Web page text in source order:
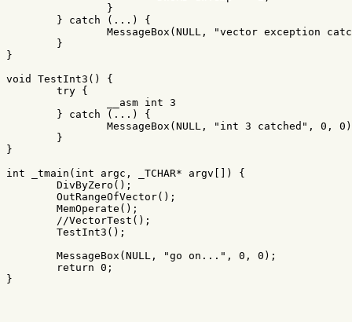
}
}
catch (...)
{
MessageBox ( NULL ,
"vector exception
}
}
void
TestInt3 ()
{
try {
__asm int 3
}
catch (...)
{
MessageBox ( NULL , "int 3 catched" , 0 , 0
}
}
int
_tmain ( int argc , _TCHAR* argv [])
{
DivByZero ();
OutRangeOfVector();
MemOperate ();
//VectorTest();
TestInt3 ();
MessageBox ( NULL , "go on..." , 0 , 0 );
return 0 ;
}